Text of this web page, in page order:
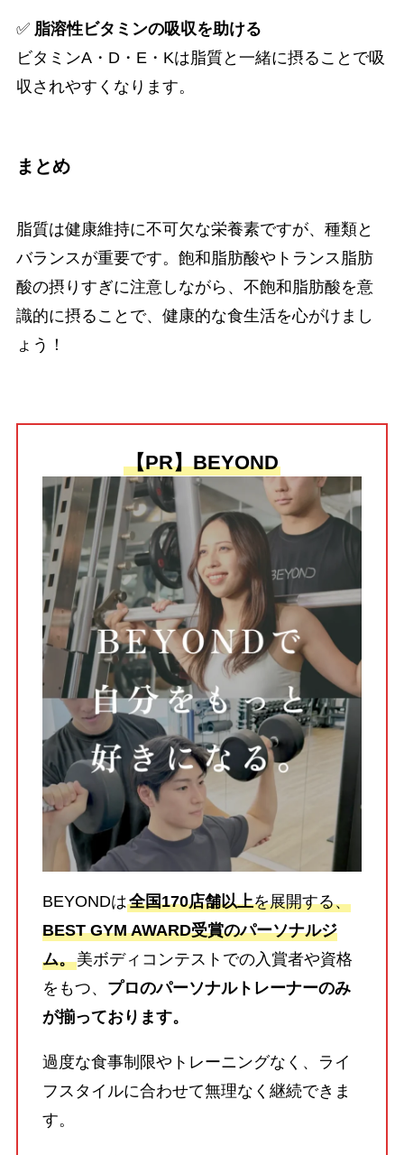
✅ 脂溶性ビタミンの吸収を助ける
ビタミンA・D・E・Kは脂質と一緒に摂ることで吸
収されやすくなります。
まとめ
脂質は健康維持に不可欠な栄養素ですが、種類と
バランスが重要です。飽和脂肪酸やトランス脂肪
酸の摂りすぎに注意しながら、不飽和脂肪酸を意
識的に摂ることで、健康的な食生活を心がけまし
ょう！
【PR】BEYOND
BEYONDは全国170店舗以上を展開する、
BEST GYM AWARD受賞のパーソナルジ
ム。美ボディコンテストでの入賞者や資格
をもつ、 プロのパーソナルトレーナーのみ
が揃っております。
過度な食事制限やトレーニングなく、ライ
フスタイルに合わせて無理なく継続できま
す。